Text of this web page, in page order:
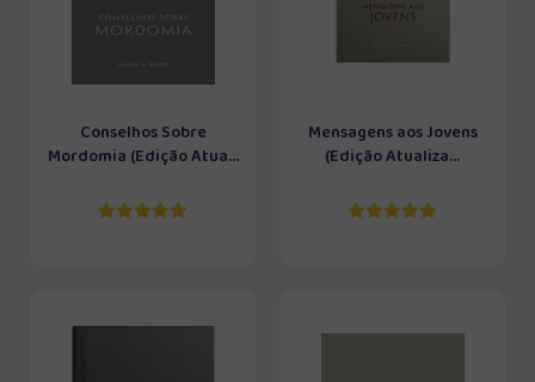
Conselhos Sobre
Mordomia (Edição Atua...
Mensagens aos Jovens
(Edição Atualiza...